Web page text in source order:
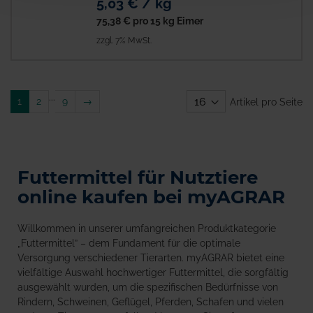
5,03 € / kg
75,38 € pro 15 kg Eimer
zzgl. 7% MwSt.
1 2 9 Weiter
→ Artikel pro Seite
Futtermittel für Nutztiere
online kaufen bei myAGRAR
Willkommen in unserer umfangreichen Produktkategorie
„Futtermittel” – dem Fundament für die optimale
Versorgung verschiedener Tierarten. myAGRAR bietet eine
vielfältige Auswahl hochwertiger Futtermittel, die sorgfältig
ausgewählt wurden, um die spezifischen Bedürfnisse von
Rindern, Schweinen, Geflügel, Pferden, Schafen und vielen